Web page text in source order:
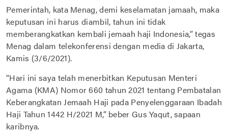
Pemerintah, kata Menag, demi keselamatan jamaah, maka
keputusan ini harus diambil, tahun ini tidak
memberangkatkan kembali jemaah haji Indonesia,” tegas
Menag dalam telekonferensi dengan media di Jakarta,
Kamis (3/6/2021).
“Hari ini saya telah menerbitkan Keputusan Menteri
Agama (KMA) Nomor 660 tahun 2021 tentang Pembatalan
Keberangkatan Jemaah Haji pada Penyelenggaraan Ibadah
Haji Tahun 1442 H/2021 M,” beber Gus Yaqut, sapaan
karibnya.